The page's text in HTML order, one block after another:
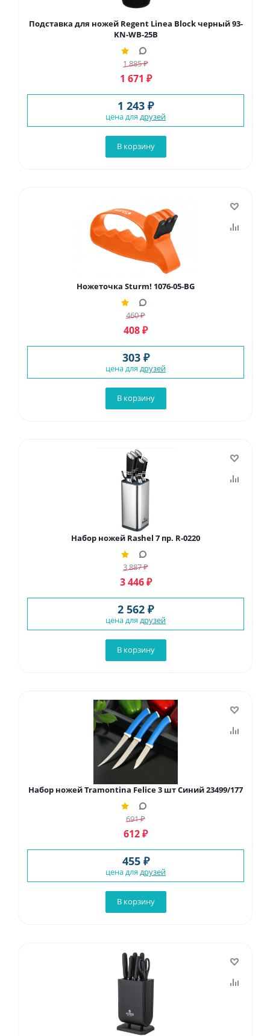
Подставка для ножей Regent Linea Block черный 93-
KN-WB-25B
1 885₽
1 671 ₽
1 243 ₽
цена для друзей
В корзину
Ножеточка Sturm! 1076-05-BG
460₽
408₽
303 ₽
цена для друзей
В корзину
Набор ножей Rashel 7 пр. R-0220
3 887₽
3 446₽
2 562 ₽
цена для друзей
В корзину
Набор ножей Tramontina Felice 3 шт Синий 23499/177
691₽
612₽
455 ₽
цена для друзей
В корзину